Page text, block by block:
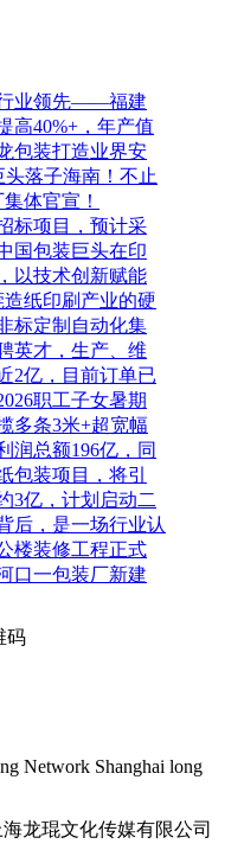
业领先——福建
高40%+，年产值
包装打造业界安
落子海南！不止
体官宣！
标项目，预计采
国包装巨头在印
以技术创新赋能
纸印刷产业的硬
标定制自动化集
英才，生产、维
2亿，目前订单已
职工子女暑期
多条3米+超宽幅
润总额196亿，同
包装项目，将引
3亿，计划启动二
后，是一场行业认
楼装修工程正式
口一包装厂新建
码
Network Shanghai long
海龙琨文化传媒有限公司